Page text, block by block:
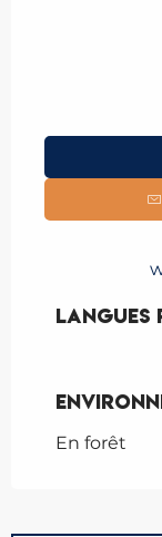
Langues
Langues
En forêt